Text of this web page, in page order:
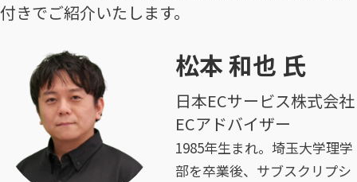
付きでご紹介いたします。
松本 和也 氏
日本ECサービス株式会社
ECアドバイザー
1985年生まれ。埼玉大学理学
部を卒業後、サブスクリプシ